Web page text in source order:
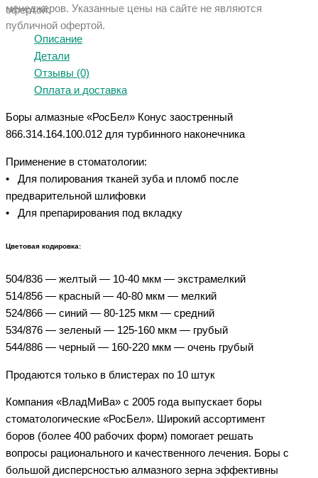
офертой.
менеджеров. Указанные цены на сайте не являются
публичной офертой.
Описание
Детали
Отзывы (0)
Оплата и доставка
Боры алмазные «РосБел» Конус заостренный
866.314.164.100.012 для турбинного наконечника
Применение в стоматологии:
• Для полирования тканей зуба и пломб после
предварительной шлифовки
• Для препарирования под вкладку
Цветовая кодировка:
504/836 — желтый — 10-40 мкм — экстрамелкий
514/856 — красный — 40-80 мкм — мелкий
524/866 — синий — 80-125 мкм — средний
534/876 — зеленый — 125-160 мкм — грубый
544/886 — черный — 160-220 мкм — очень грубый
Продаются только в блистерах по 10 штук
Компания «ВладМиВа» с 2005 года выпускает боры
стоматологические «РосБел». Широкий ассортимент
боров (более 400 рабочих форм) помогает решать
вопросы рационального и качественного лечения. Боры с
большой дисперсностью алмазного зерна эффективны